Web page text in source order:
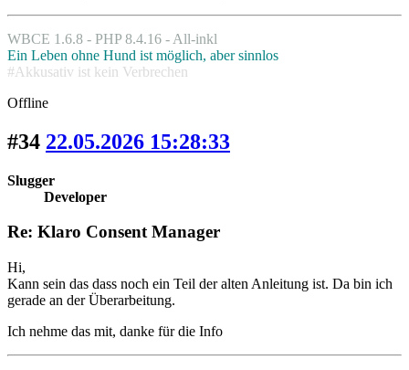
WBCE 1.6.8 - PHP 8.4.16 - All-inkl
Ein Leben ohne Hund ist möglich, aber sinnlos
#Akkusativ ist kein Verbrechen
Offline
#34 22.05.2026 15:28:33
Slugger
Developer
Re: Klaro Consent Manager
Hi,
Kann sein das dass noch ein Teil der alten Anleitung ist. Da bin ich
gerade an der Überarbeitung.
Ich nehme das mit, danke für die Info